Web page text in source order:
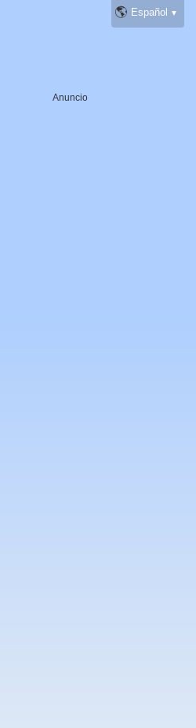
🌎
Anuncio